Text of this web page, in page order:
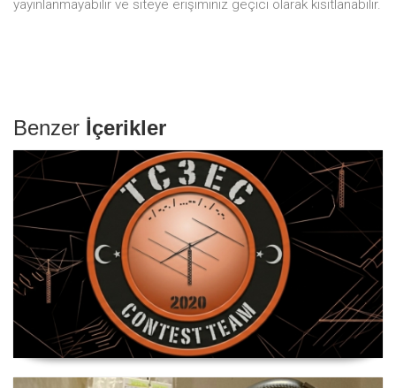
yayınlanmayabilir ve siteye erişiminiz geçici olarak kısıtlanabilir.
Benzer İçerikler